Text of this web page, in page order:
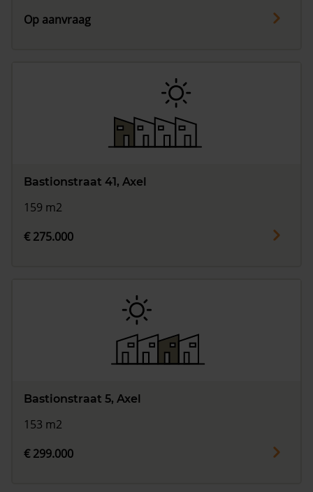
Op aanvraag
Bastionstraat 41, Axel
159 m2
€ 275.000
Bastionstraat 5, Axel
153 m2
€ 299.000